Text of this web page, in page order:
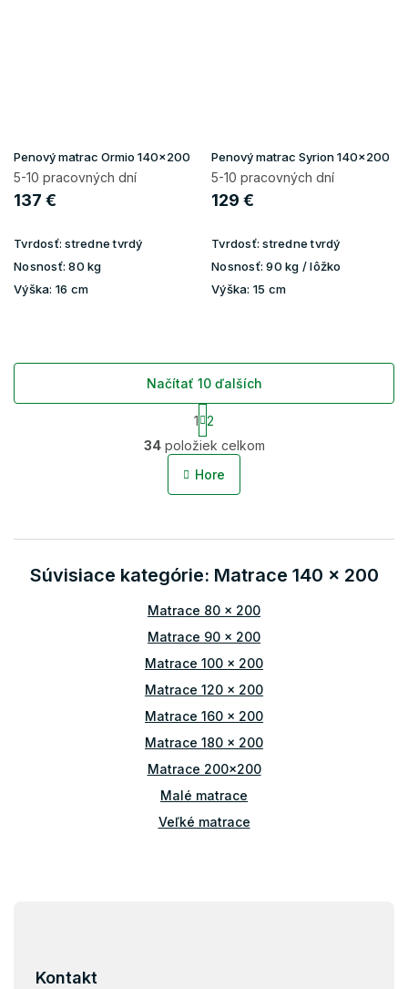
Penový matrac Ormio 140x200
5-10 pracovných dní
137 €
Tvrdosť: stredne tvrdý
Nosnosť: 80 kg
Výška: 16 cm
Penový matrac Syrion 140x200
5-10 pracovných dní
129 €
Tvrdosť: stredne tvrdý
Nosnosť: 90 kg / lôžko
Výška: 15 cm
O
v
l
c
e
r
k
y
ý
p
s
u
Načítať 10 ďalších
S
t
r
á
n
a
e
1 2
34položiek celkom
Hore
Súvisiace kategórie: Matrace 140 x 200
Matrace 80 x 200
Matrace 90 x 200
Matrace 100 x 200
Matrace 120 x 200
Matrace 160 x 200
Matrace 180 x 200
Matrace 200x200
Malé matrace
Veľké matrace
Kontakt